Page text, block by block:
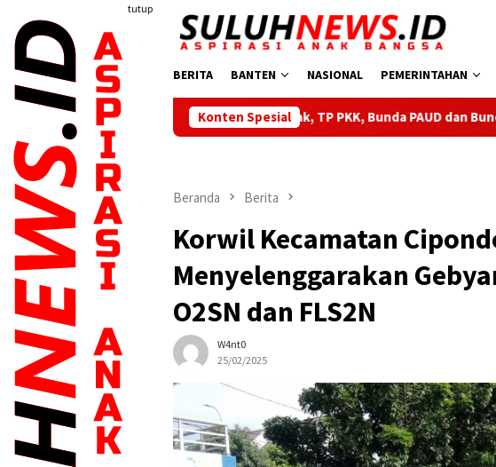
konten
tutup
BERITA BANTEN NASIONAL PEMERINTAHAN
Konten Spesial
Dilantik Serentak, TP PKK, Bunda PAUD dan Bunda Posyandu Kecamatan
Beranda Berita
Korwil Kecamatan
Menyelenggarakan
O2SN dan FLS2N
W4nt0
25/02/2025